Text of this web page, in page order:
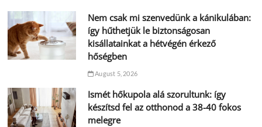
Nem csak mi szenvedünk a kánikulában:
így hűthetjük le biztonságosan
kisállatainkat a hétvégén érkező
hőségben
August 5, 2026
Ismét hőkupola alá szorultunk: így
készítsd fel az otthonod a 38-40 fokos
melegre